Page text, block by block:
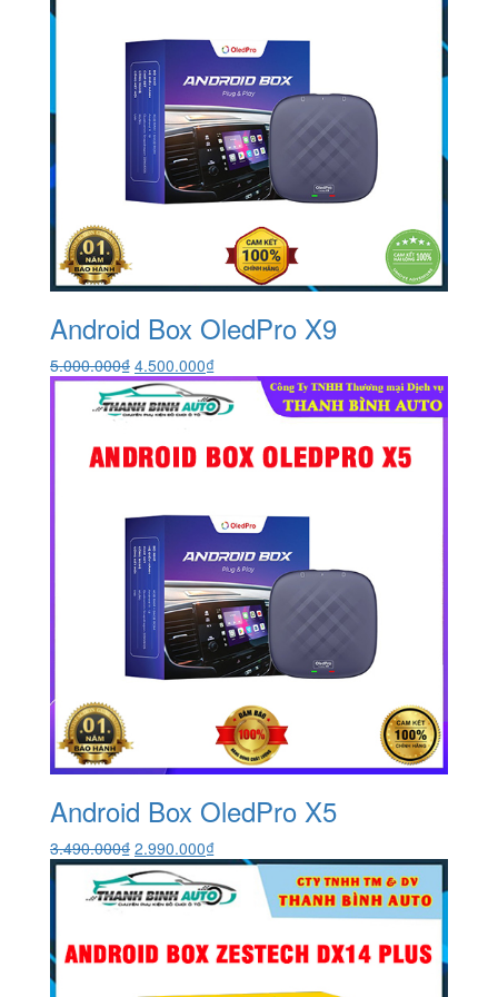
Android Box OledPro X9
5.000.000₫ Giá
gốc
là:
4.500.000₫Giá
hiện
tại
4.500.000₫.
Android Box OledPro X5
3.490.000₫ Giá
gốc
là:
3.490.000₫.
2.990.000₫Giá
hiện
tại